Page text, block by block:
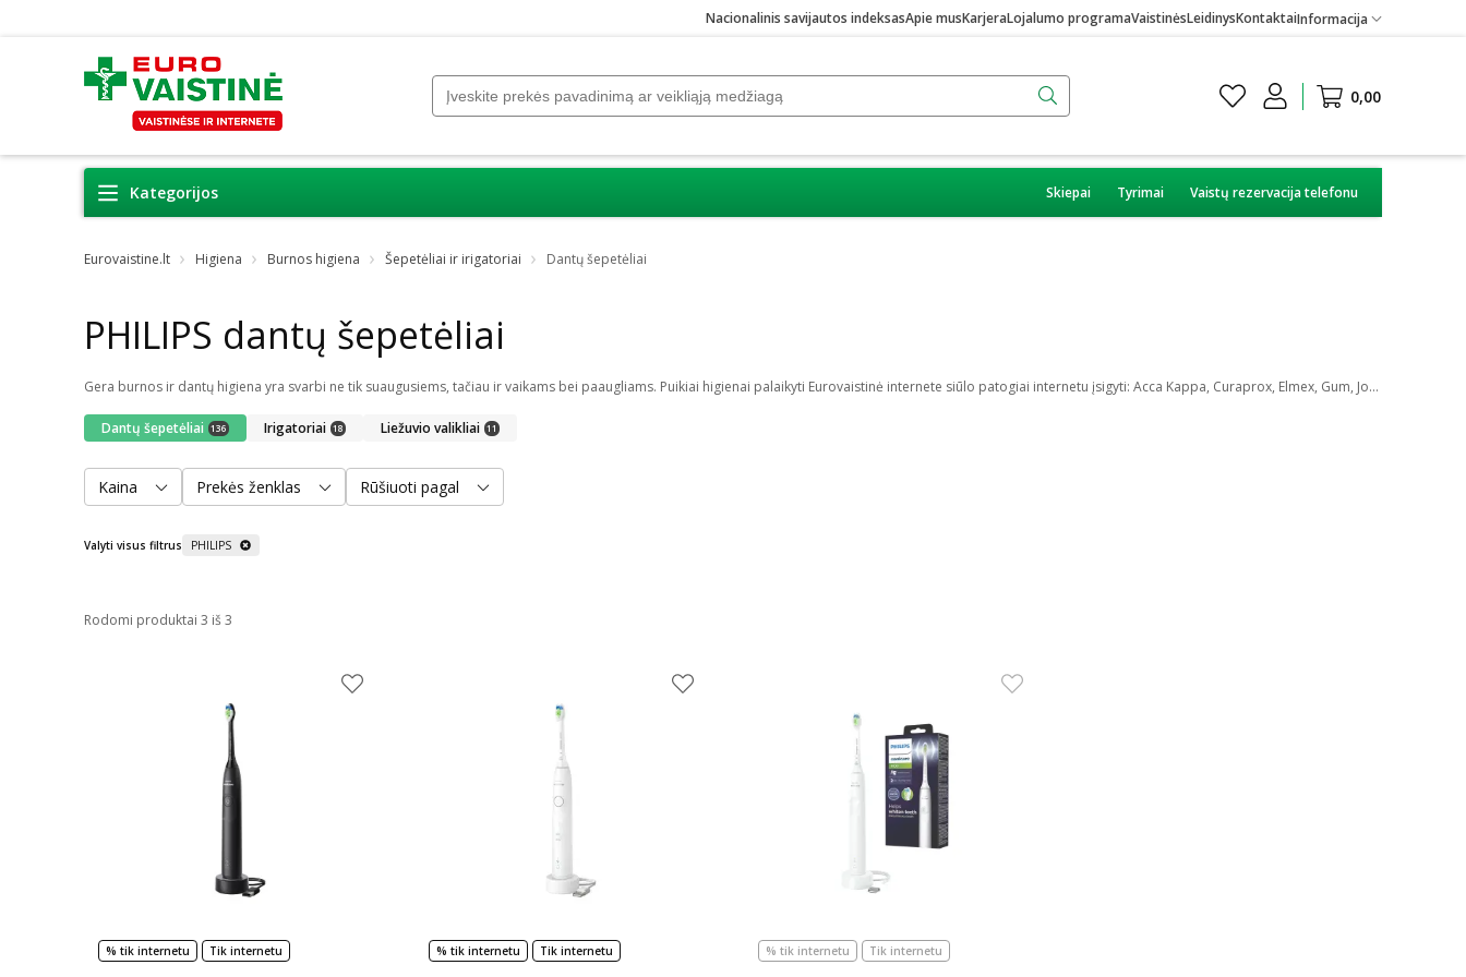
Nacionalinis savijautos indeksasApie musKarjeraLojalumo programaVaistinėsLeidinysKontaktaiInformacija
0,00
Kategorijos Skiepai Tyrimai Vaistų rezervacija telefonu
Eurovaistine.lt Higiena Burnos higiena Šepetėliai ir irigatoriai Dantų šepetėliai
PHILIPS dantų šepetėliai
Gera burnos ir dantų higiena yra svarbi ne tik suaugusiems, tačiau ir vaikams bei paaugliams. Puikiai higienai palaikyti Eurovaistinė internete siūlo patogiai internetu įsigyti: Acca Kappa, Curaprox, Elmex, Gum, Jordan, Lacalut, Paradontax, Royal Denta, Sensodyne ir daugybės kitų gamintojų dantų šepetėlius bei jų rinkinius.
Dantų šepetėliai 136 Irigatoriai 18 Liežuvio valikliai 11
Kaina Prekės ženklas Rūšiuoti pagal
Valyti visus filtrus PHILIPS
Rodomi produktai 3 iš 3
% tik internetu Tik internetu % tik internetu Tik internetu % tik internetu Tik internetu